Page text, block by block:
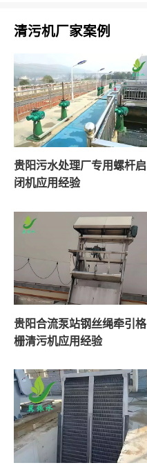
清污机厂家案例
贵阳污水处理厂专用螺杆启
闭机应用经验
贵阳合流泵站钢丝绳牵引格
栅清污机应用经验